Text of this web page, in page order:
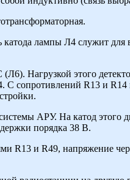
лампы Л4 служит для
Нагрузкой этого
сопротивлений R13 и
АРУ. На катод этого
порядка 38 В.
R13 и R49, напряжение